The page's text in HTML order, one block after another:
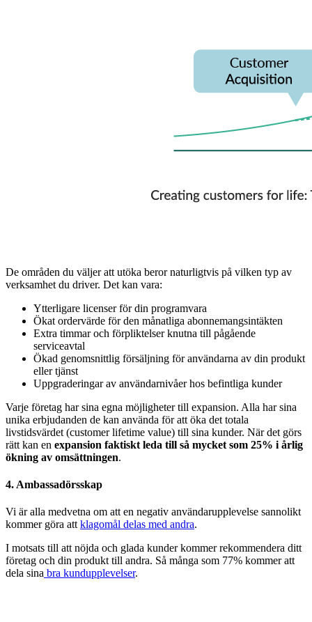
De områden du väljer att utöka beror naturligtvis på vilken typ av
verksamhet du driver. Det kan vara:
Ytterligare licenser för din programvara
Ökat ordervärde för den månatliga abonnemangsintäkten
Extra timmar och förpliktelser knutna till pågående
serviceavtal
Ökad genomsnittlig försäljning för användarna av din produkt
eller tjänst
Uppgraderingar av användarnivåer hos befintliga kunder
Varje företag har sina egna möjligheter till expansion. Alla har sina
unika erbjudanden de kan använda för att öka det totala
livstidsvärdet (customer lifetime value) till sina kunder. När det görs
rätt kan en expansion faktiskt leda till så mycket som 25% i årlig
ökning av omsättningen.
4. Ambassadörsskap
Vi är alla medvetna om att en negativ användarupplevelse sannolikt
kommer göra att klagomål delas med andra.
I motsats till att nöjda och glada kunder kommer rekommendera ditt
företag och din produkt till andra. Så många som 77% kommer att
dela sina bra kundupplevelser.